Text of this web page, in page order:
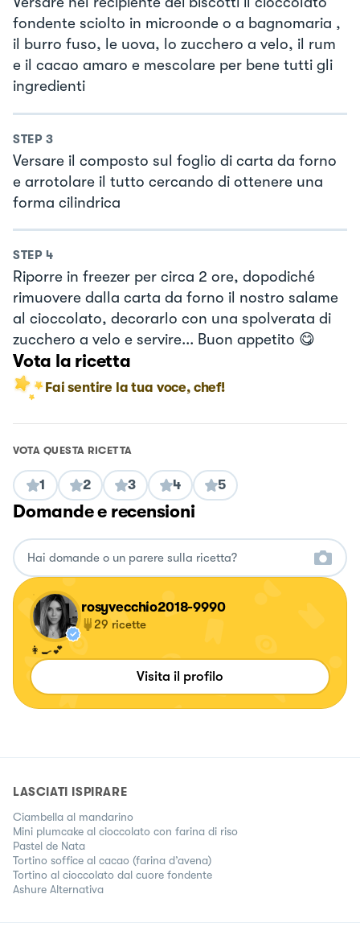
fondente sciolto in microonde o a bagnomaria ,
il burro fuso, le uova, lo zucchero a velo, il rum
e il cacao amaro e mescolare per bene tutti gli
ingredienti
STEP 3
Versare il composto sul foglio di carta da forno
e arrotolare il tutto cercando di ottenere una
forma cilindrica
STEP 4
Riporre in freezer per circa 2 ore, dopodiché
rimuovere dalla carta da forno il nostro salame
al cioccolato, decorarlo con una spolverata di
zucchero a velo e servire... Buon appetito 😋
Vota la ricetta
Fai sentire la tua voce, chef!
VOTA QUESTA RICETTA
1 2 3 4 5
Domande e recensioni
rosyvecchio2018-9990
29 ricette
👩‍🍳💕
Visita il profilo
LASCIATI ISPIRARE
Ciambella al mandarino
Mini plumcake al cioccolato con farina di riso
Pastel de Nata
Tortino soffice al cacao (farina d’avena)
Tortino al cioccolato dal cuore fondente
Ashure Alternativa